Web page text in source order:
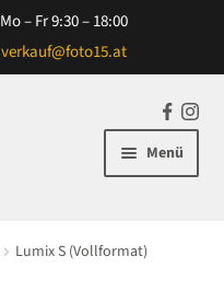
Mo – Fr 9:30 – 18:00
verkauf@foto15.at
F
c
In
st
ag
Menü
Lumix S (Vollformat)